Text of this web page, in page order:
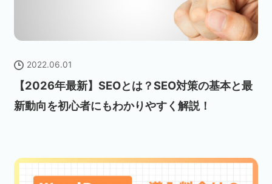
2022.06.01
【2026年最新】SEOとは？SEO対策の基本と最
新動向を初心者にもわかりやすく解説！